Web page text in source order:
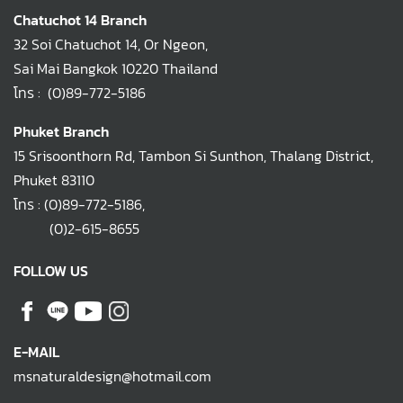
Chatuchot 14 Branch
32 Soi Chatuchot 14, Or Ngeon,
Sai Mai Bangkok 10220 Thailand
โทร : (0)89-772-5186
Phuket Branch
15 Srisoonthorn Rd, Tambon Si Sunthon, Thalang District,
Phuket 83110
โทร : (0)89-772-5186,
(0)2-615-8655
FOLLOW US
E-MAIL
msnaturaldesign@hotmail.com